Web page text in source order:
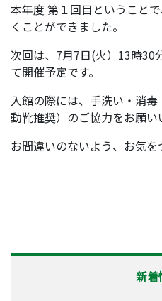
本年度 第１回目ということ
くことができました。
次回は、7月7日(火）13時30
て開催予定です。
入館の際には、手洗い・消
動靴推奨）のご協力をお願い
お間違いのないよう、お気を
新着